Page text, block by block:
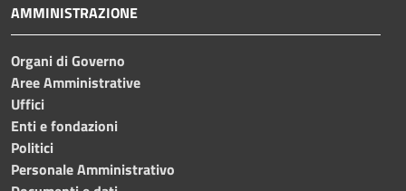
AMMINISTRAZIONE
Organi di Governo
Aree Amministrative
Uffici
Enti e fondazioni
Politici
Personale Amministrativo